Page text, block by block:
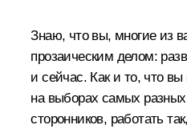
Знаю, что вы, многие из
прозаическим делом:
и сейчас. Как и то, что
на выборах самых разных
сторонников, работать